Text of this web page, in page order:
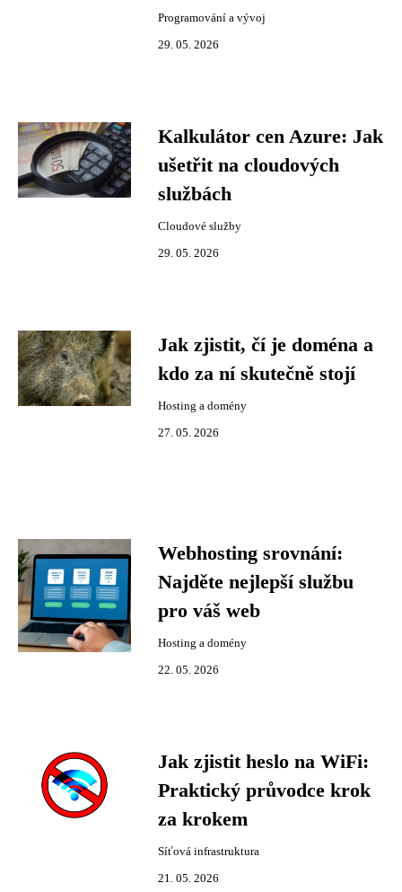
Programování a vývoj
29. 05. 2026
Kalkulátor cen Azure: Jak
ušetřit na cloudových
službách
Cloudové služby
29. 05. 2026
Jak zjistit, čí je doména a
kdo za ní skutečně stojí
Hosting a domény
27. 05. 2026
Webhosting srovnání:
Najděte nejlepší službu
pro váš web
Hosting a domény
22. 05. 2026
Jak zjistit heslo na WiFi:
Praktický průvodce krok
za krokem
Síťová infrastruktura
21. 05. 2026